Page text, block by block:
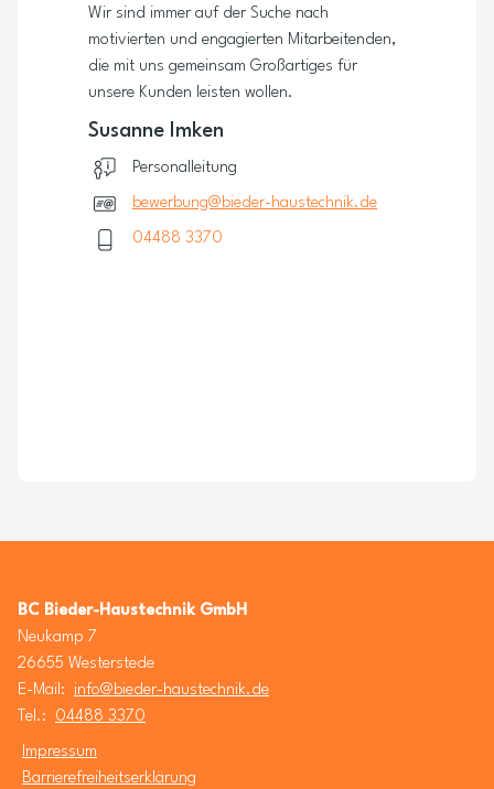
Wir sind immer auf der Suche nach
motivierten und engagierten Mitarbeitenden,
die mit uns gemeinsam Großartiges für
unsere Kunden leisten wollen.
Susanne Imken
Personalleitung
bewerbung@bieder-haustechnik.de
04488 3370
BC Bieder-Haustechnik GmbH
Neukamp 7
26655 Westerstede
E-Mail:
info@bieder-haustechnik.de
Tel.:
04488 3370
Impressum
Barrierefreiheitserklärung